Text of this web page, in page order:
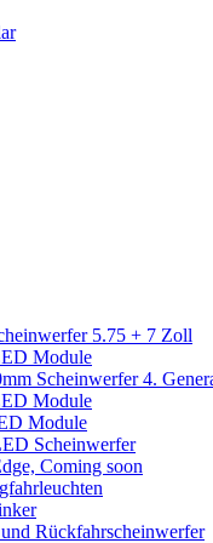
5.75 + 7 Zoll
Module
Scheinwerfer 4.
Module
Module
Scheinwerfer
Coming soon
Rückfahrscheinwerfer